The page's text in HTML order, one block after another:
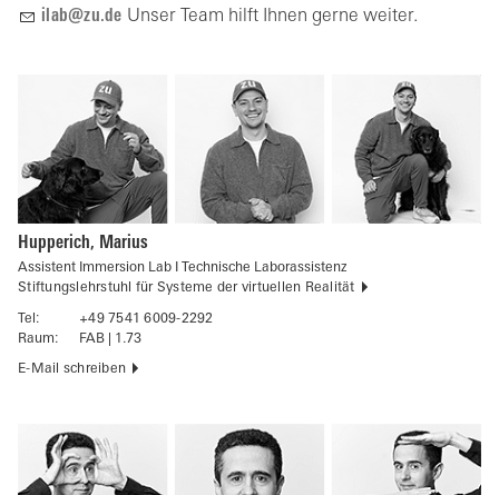
b z d Unser Team hilft Ihnen gerne weiter.
Hupperich, Marius
Assistent Immersion Lab I Technische Laborassistenz
Stiftungslehrstuhl für Systeme der virtuellen Realität
Tel:
+49 7541 6009-2292
Raum:
FAB | 1.73
E-Mail schreiben